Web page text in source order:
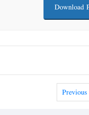
Download
Previous